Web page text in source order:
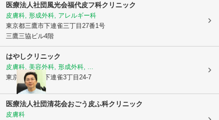
医療法人社団風光会福代皮フ科クリニック
皮膚科, 形成外科, アレルギー科
東京都三鷹市下連雀三丁目27番1号
三鷹三協ビル4階
はやしクリニック
皮膚科, 美容外科, 形成外科, ...
東京都三鷹市
下連雀3丁目24-7
医療法人社団清花会おごう皮ふ科クリニック
皮膚科